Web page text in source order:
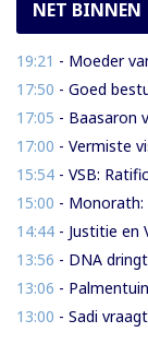
NET BINNEN
19:21 - Moeder van drie thuis
17:50 - Goed
17:05 - Baasaron voert
17:00 - Vermiste
15:54 - VSB:
15:00 - Monorath: “Verwerpelijk
14:44 - Justitie en
13:56 - DNA dringt
13:06 - Palmentuin
13:00 - Sadi vraagt